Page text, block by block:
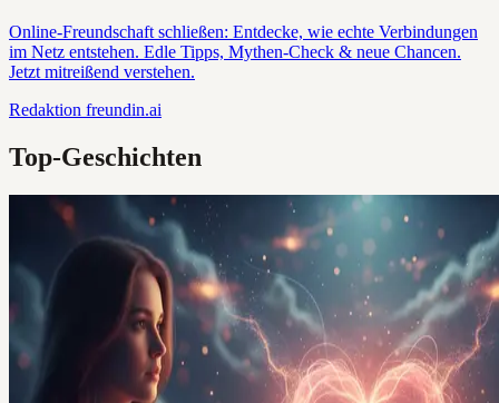
Online-Freundschaft schließen: Entdecke, wie echte Verbindungen
im Netz entstehen. Edle Tipps, Mythen-Check & neue Chancen.
Jetzt mitreißend verstehen.
Redaktion freundin.ai
Top-Geschichten